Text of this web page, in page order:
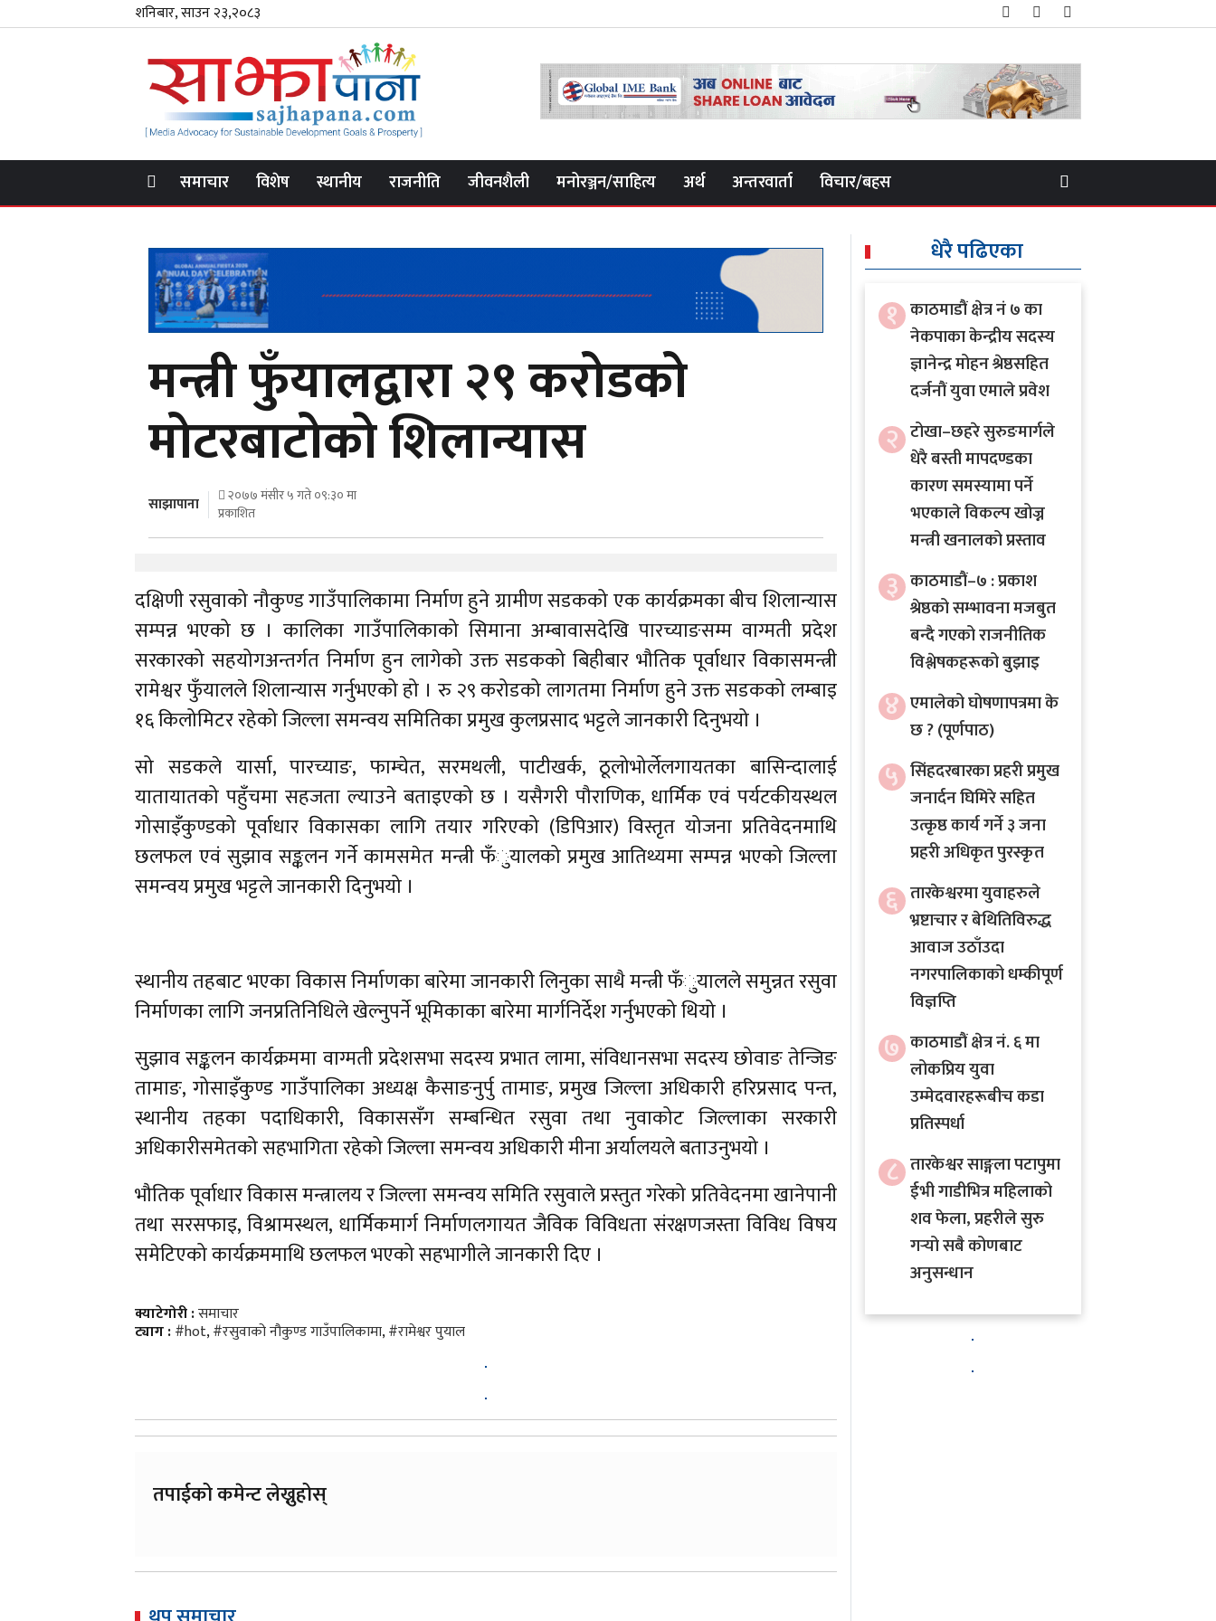
शनिबार, साउन २३,२०८३
समाचार विशेष स्थानीय राजनीति जीवनशैली मनोरञ्जन/साहित्य अर्थ अन्तरवार्ता विचार/बहस
मन्त्री फुँयालद्वारा २९ करोडको
मोटरबाटोको शिलान्यास
साझापाना
२०७७ मंसीर ५ गते ०९:३० मा
प्रकाशित
दक्षिणी रसुवाको नौकुण्ड गाउँपालिकामा निर्माण हुने ग्रामीण सडकको एक कार्यक्रमका बीच शिलान्यास
सम्पन्न भएको छ । कालिका गाउँपालिकाको सिमाना अम्बावासदेखि पारच्याङसम्म वाग्मती प्रदेश
सरकारको सहयोगअन्तर्गत निर्माण हुन लागेको उक्त सडकको बिहीबार भौतिक पूर्वाधार विकासमन्त्री
रामेश्वर फुँयालले शिलान्यास गर्नुभएको हो । रु २९ करोडको लागतमा निर्माण हुने उक्त सडकको लम्बाइ
१६ किलोमिटर रहेको जिल्ला समन्वय समितिका प्रमुख कुलप्रसाद भट्टले जानकारी दिनुभयो ।
सो सडकले यार्सा, पारच्याङ, फाम्चेत, सरमथली, पाटीखर्क, ठूलोभोर्लेलगायतका बासिन्दालाई
यातायातको पहुँचमा सहजता ल्याउने बताइएको छ । यसैगरी पौराणिक, धार्मिक एवं पर्यटकीयस्थल
गोसाइँकुण्डको पूर्वाधार विकासका लागि तयार गरिएको (डिपिआर) विस्तृत योजना प्रतिवेदनमाथि
छलफल एवं सुझाव सङ्कलन गर्ने कामसमेत मन्त्री फँुयालको प्रमुख आतिथ्यमा सम्पन्न भएको जिल्ला
समन्वय प्रमुख भट्टले जानकारी दिनुभयो ।
स्थानीय तहबाट भएका विकास निर्माणका बारेमा जानकारी लिनुका साथै मन्त्री फँुयालले समुन्नत रसुवा
निर्माणका लागि जनप्रतिनिधिले खेल्नुपर्ने भूमिकाका बारेमा मार्गनिर्देश गर्नुभएको थियो ।
सुझाव सङ्कलन कार्यक्रममा वाग्मती प्रदेशसभा सदस्य प्रभात लामा, संविधानसभा सदस्य छोवाङ तेन्जिङ
तामाङ, गोसाइँकुण्ड गाउँपालिका अध्यक्ष कैसाङनुर्पु तामाङ, प्रमुख जिल्ला अधिकारी हरिप्रसाद पन्त,
स्थानीय तहका पदाधिकारी, विकाससँग सम्बन्धित रसुवा तथा नुवाकोट जिल्लाका सरकारी
अधिकारीसमेतको सहभागिता रहेको जिल्ला समन्वय अधिकारी मीना अर्यालयले बताउनुभयो ।
भौतिक पूर्वाधार विकास मन्त्रालय र जिल्ला समन्वय समिति रसुवाले प्रस्तुत गरेको प्रतिवेदनमा खानेपानी
तथा सरसफाइ, विश्रामस्थल, धार्मिकमार्ग निर्माणलगायत जैविक विविधता संरक्षणजस्ता विविध विषय
समेटिएको कार्यक्रममाथि छलफल भएको सहभागीले जानकारी दिए ।
क्याटेगोरी :समाचार
ट्याग :#hot,#रसुवाको नौकुण्ड गाउँपालिकामा,#रामेश्वर पुयाल
तपाईको कमेन्ट लेख्नुहोस्
धेरै पढिएका
१ काठमाडौं क्षेत्र नं ७ का
नेकपाका केन्द्रीय सदस्य
ज्ञानेन्द्र मोहन श्रेष्ठसहित
दर्जनौं युवा एमाले प्रवेश
२ टोखा–छहरे सुरुङमार्गले
धेरै बस्ती मापदण्डका
कारण समस्यामा पर्ने
भएकाले विकल्प खोज्न
मन्त्री खनालको प्रस्ताव
३ काठमाडौं–७ : प्रकाश
श्रेष्ठको सम्भावना मजबुत
बन्दै गएको राजनीतिक
विश्लेषकहरूको बुझाइ
४ एमालेको घोषणापत्रमा के
छ ? (पूर्णपाठ)
५ सिंहदरबारका प्रहरी प्रमुख
जनार्दन घिमिरे सहित
उत्कृष्ठ कार्य गर्ने ३ जना
प्रहरी अधिकृत पुरस्कृत
६ तारकेश्वरमा युवाहरुले
भ्रष्टाचार र बेथितिविरुद्ध
आवाज उठाँउदा
नगरपालिकाको धम्कीपूर्ण
विज्ञप्ति
७ काठमाडौं क्षेत्र नं. ६ मा
लोकप्रिय युवा
उम्मेदवारहरूबीच कडा
प्रतिस्पर्धा
८ तारकेश्वर साङ्गला पटापुमा
ईभी गाडीभित्र महिलाको
शव फेला, प्रहरीले सुरु
गर्‍यो सबै कोणबाट
अनुसन्धान